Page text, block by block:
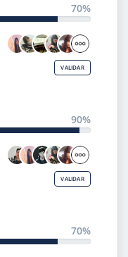
70%
VALIDAR
90%
VALIDAR
70%